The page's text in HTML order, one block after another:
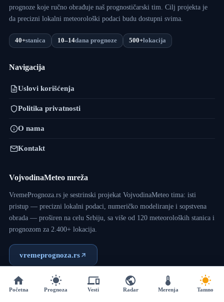
prognoze koje ručno obrađuje naš prognostičarski tim. Cilj projekta je
da precizni lokalni meteorološki podaci budu dostupni svima.
40+stanica 10–14dana prognoze 500+lokacija
Navigacija
Uslovi korišćenja
Politika privatnosti
O nama
Kontakt
VojvodinaMeteo mreža
VremePrognoza.rs je sestrinski projekat VojvodinaMeteo tima: isti
pristup — precizni lokalni podaci, numeričko modeliranje i sopstvena
obrada — proširen na celu Srbiju, sa više od 120 meteoroloških stanica i
prognozom za 2.400+ lokacija.
vremeprognoza.rs
Početna Prognoza Vesti Radar Merenja Tamno